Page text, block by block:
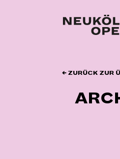
← ZURÜCK ZUR